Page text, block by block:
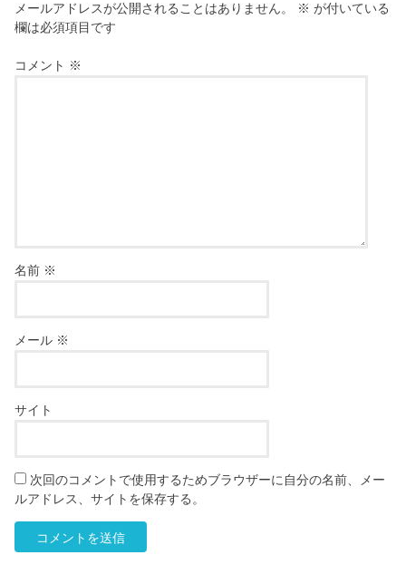
メールアドレスが公開されることはありません。 ※ が付いている
欄は必須項目です
コメント ※
名前 ※
メール ※
サイト
次回のコメントで使用するためブラウザーに自分の名前、メー
ルアドレス、サイトを保存する。